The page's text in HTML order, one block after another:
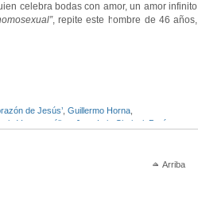
celebra bodas con amor, un amor infinito
, repite este hombre de 46 años,
de Jesús’ Guillermo Horna
Veterocatólica Juan Luis Cipriani Perú
Arriba